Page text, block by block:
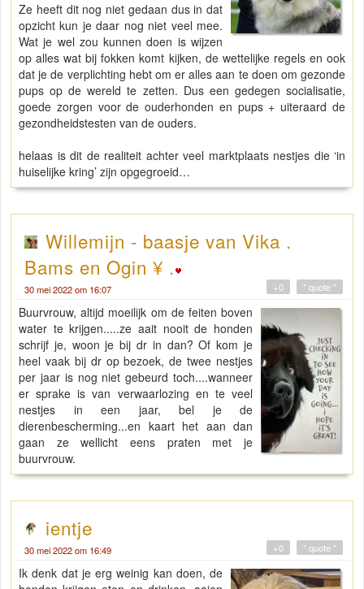
Ze heeft dit nog niet gedaan dus in dat
opzicht kun je daar nog niet veel mee.
Wat je wel zou kunnen doen is wijzen
op alles wat bij fokken komt kijken, de wettelijke regels en ook
dat je de verplichting hebt om er alles aan te doen om gezonde
pups op de wereld te zetten. Dus een gedegen socialisatie,
goede zorgen voor de ouderhonden en pups + uiteraard de
gezondheidstesten van de ouders.
helaas is dit de realiteit achter veel marktplaats nestjes die ‘in
huiselijke kring’ zijn opgegroeid…
Willemijn - baasje van Vika .
Bams en Ogin ¥ .
30 mei 2022 om 16:07 " quote "
+0
Buurvrouw, altijd moeilijk om de feiten boven
water te krijgen.....ze aait nooit de honden
schrijf je, woon je bij dr in dan? Of kom je
heel vaak bij dr op bezoek, de twee nestjes
per jaar is nog niet gebeurd toch....wanneer
er sprake is van verwaarlozing en te veel
nestjes in een jaar, bel je de
dierenbescherming...en kaart het aan dan
gaan ze wellicht eens praten met je
buurvrouw.
ientje
30 mei 2022 om 16:49 " quote "
+0
Ik denk dat je erg weinig kan doen, de